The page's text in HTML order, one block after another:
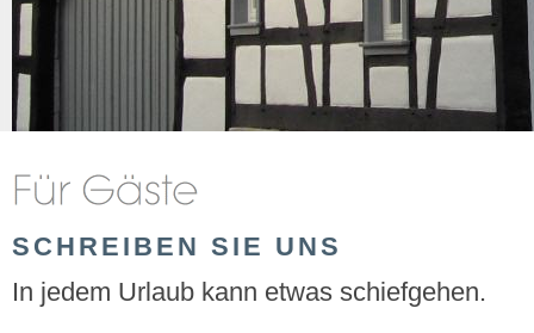
SCHREIBEN SIE UNS
In jedem Urlaub kann etwas schiefgehen.